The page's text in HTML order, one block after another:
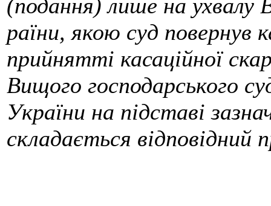
(подання) лише на ухвалу
раїни, якою суд повернув
прийнятті касаційної
Вищого господарського
України на підставі
складається відповідний